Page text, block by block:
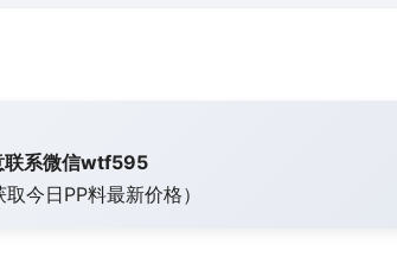
联系微信wtf595
取今日PP料最新价格）